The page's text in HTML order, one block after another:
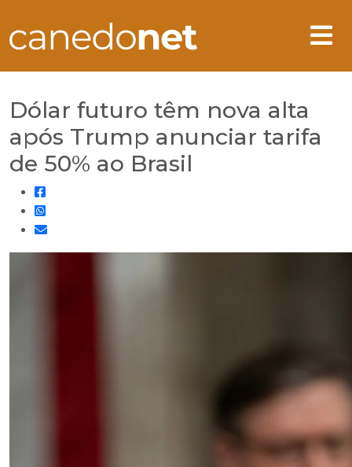
Dólar futuro têm nova alta
após Trump anunciar tarifa
de 50% ao Brasil